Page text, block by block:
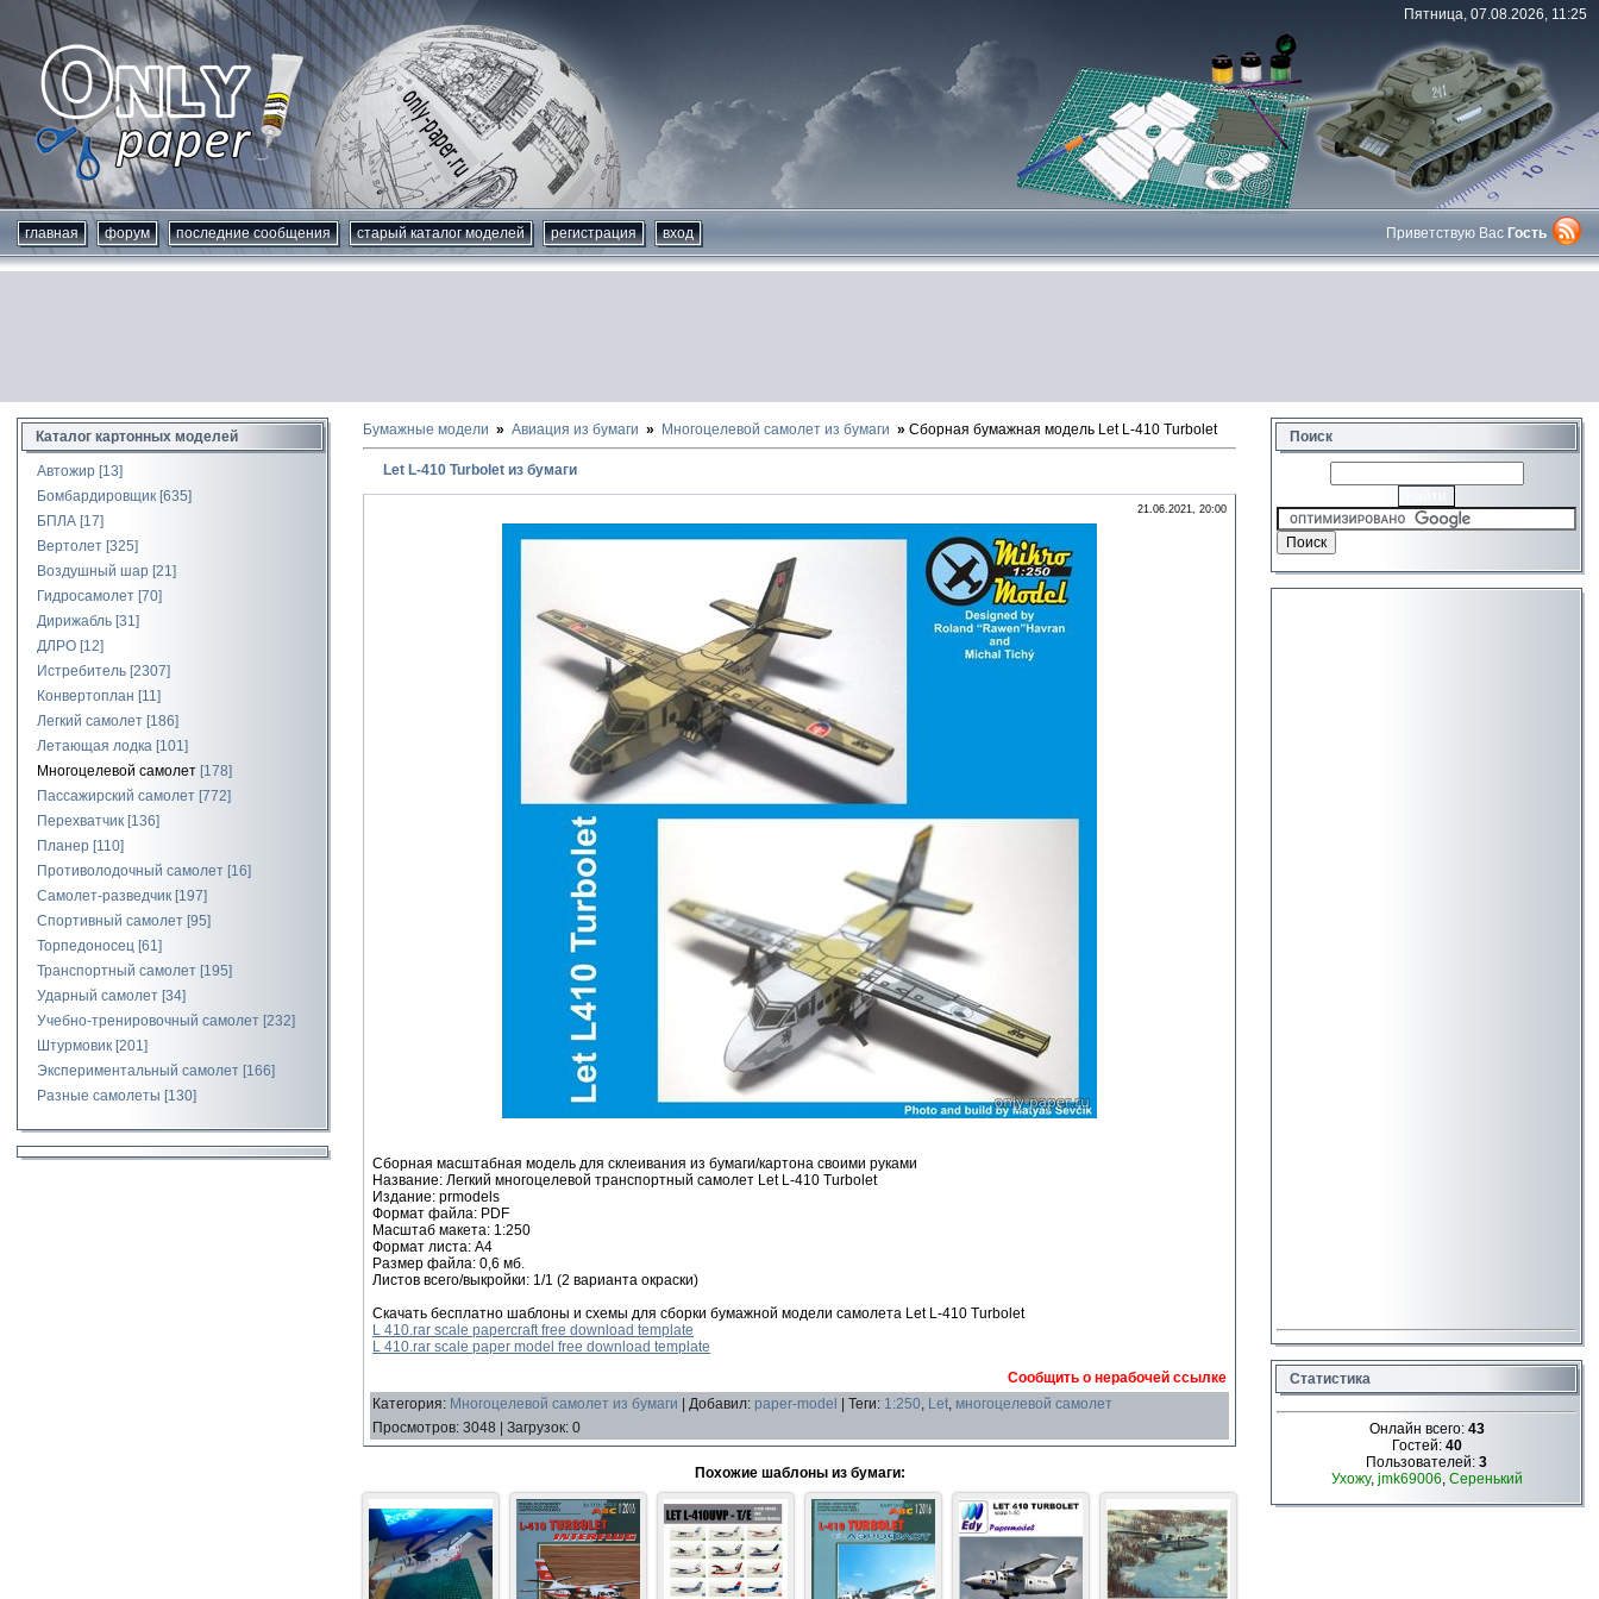
Пятница, 07.08.2026, 11:25
главная форум последние сообщения старый каталог моделей регистрация вход Приветствую Вас Гость
Каталог картонных моделей
Автожир [13]
Бомбардировщик [635]
БПЛА [17]
Вертолет [325]
Воздушный шар [21]
Гидросамолет [70]
Дирижабль [31]
ДЛРО [12]
Истребитель [2307]
Конвертоплан [11]
Легкий самолет [186]
Летающая лодка [101]
Многоцелевой самолет [178]
Пассажирский самолет [772]
Перехватчик [136]
Планер [110]
Противолодочный самолет [16]
Самолет-разведчик [197]
Спортивный самолет [95]
Торпедоносец [61]
Транспортный самолет [195]
Ударный самолет [34]
Учебно-тренировочный самолет [232]
Штурмовик [201]
Экспериментальный самолет [166]
Разные самолеты [130]
Бумажные модели Авиация из бумаги Многоцелевой самолет из бумаги Сборная бумажная модель Let L-410 Turbolet
Let L-410 Turbolet из бумаги
21.06.2021, 20:00
Сборная масштабная модель для склеивания из бумаги/картона своими руками
Название: Легкий многоцелевой транспортный самолет Let L-410 Turbolet
Издание: prmodels
Формат файла: PDF
Масштаб макета: 1:250
Формат листа: А4
Размер файла: 0,6 мб.
Листов всего/выкройки: 1/1 (2 варианта окраски)
Скачать бесплатно шаблоны и схемы для сборки бумажной модели самолета Let L-410 Turbolet
L 410.rar scale papercraft free download template
L 410.rar scale paper model free download template
Сообщить о нерабочей ссылке
Категория: Многоцелевой самолет из бумаги Добавил: paper-model Теги: 1:250, Let, многоцелевой самолет
Просмотров: 3048 Загрузок: 0
Похожие шаблоны из бумаги:
Поиск
Статистика
Онлайн всего: 43
Гостей: 40
Пользователей: 3
Ухожу, jmk69006, Серенький